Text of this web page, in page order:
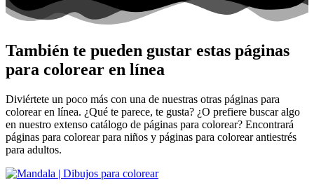
También te pueden gustar estas páginas
para colorear en línea
Diviértete un poco más con una de nuestras otras páginas para
colorear en línea. ¿Qué te parece, te gusta? ¿O prefiere buscar algo
en nuestro extenso catálogo de páginas para colorear? Encontrará
páginas para colorear para niños y páginas para colorear antiestrés
para adultos.